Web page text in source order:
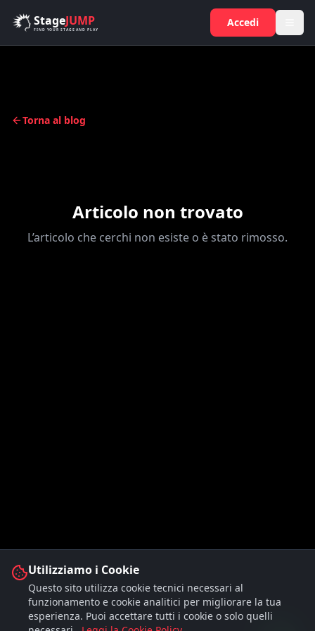
StageJUMP
FIND YOUR STAGE AND PLAY
Accedi
Torna al blog
Articolo non trovato
L’articolo che cerchi non esiste o è stato rimosso.
Utilizziamo i Cookie
Questo sito utilizza cookie tecnici necessari al
funzionamento e cookie analitici per migliorare la tua
esperienza. Puoi accettare tutti i cookie o solo quelli